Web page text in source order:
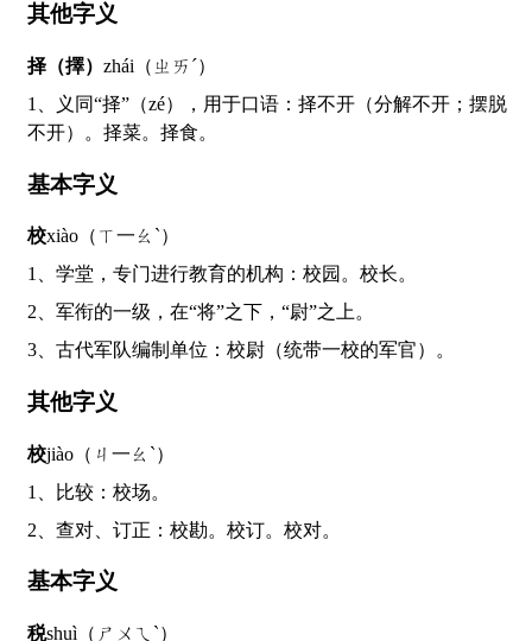
其他字义
择（擇） zhái（ㄓㄞˊ）
1、义同“择”（zé），用于口语：择不开（分解不开；摆脱
不开）。择菜。择食。
基本字义
校xiào（ㄒ一ㄠˋ）
1、学堂，专门进行教育的机构：校园。校长。
2、军衔的一级，在“将”之下，“尉”之上。
3、古代军队编制单位：校尉（统带一校的军官）。
其他字义
校jiào（ㄐ一ㄠˋ）
1、比较：校场。
2、查对、订正：校勘。校订。校对。
基本字义
税shuì（ㄕㄨㄟˋ）